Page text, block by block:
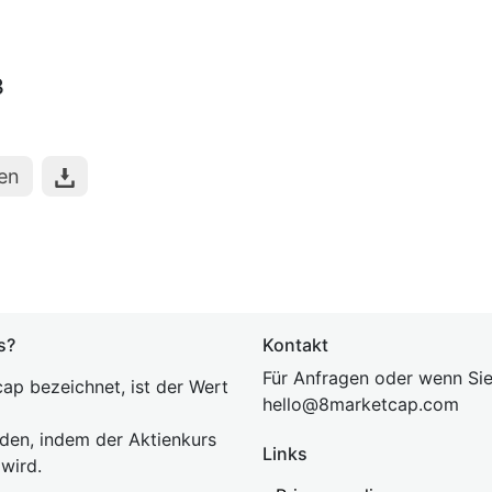
bezeichnet, ist der Wert
indem der Aktienkurs
Kontakt
Für Anfragen oder wenn
hello@8marketcap.com
Links